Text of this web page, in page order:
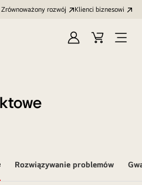
Zrównoważony rozwój Klienci biznesowi
ZalogujKoszyk
Rozwiązywanie problemów